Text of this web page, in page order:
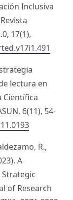
Inclusiva
17(1),
lectura en
Científica
6(11), 54-
R.,
A
of Research